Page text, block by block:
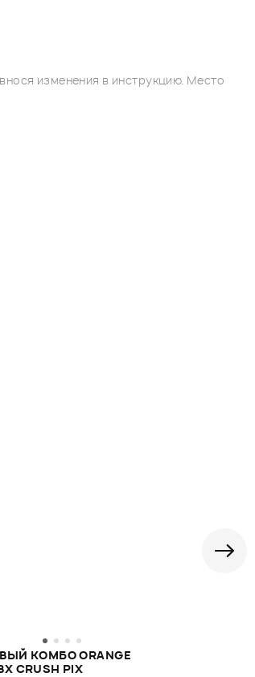
изменения в инструкцию. Место
КОМБО ORANGE
CRUSH PIX